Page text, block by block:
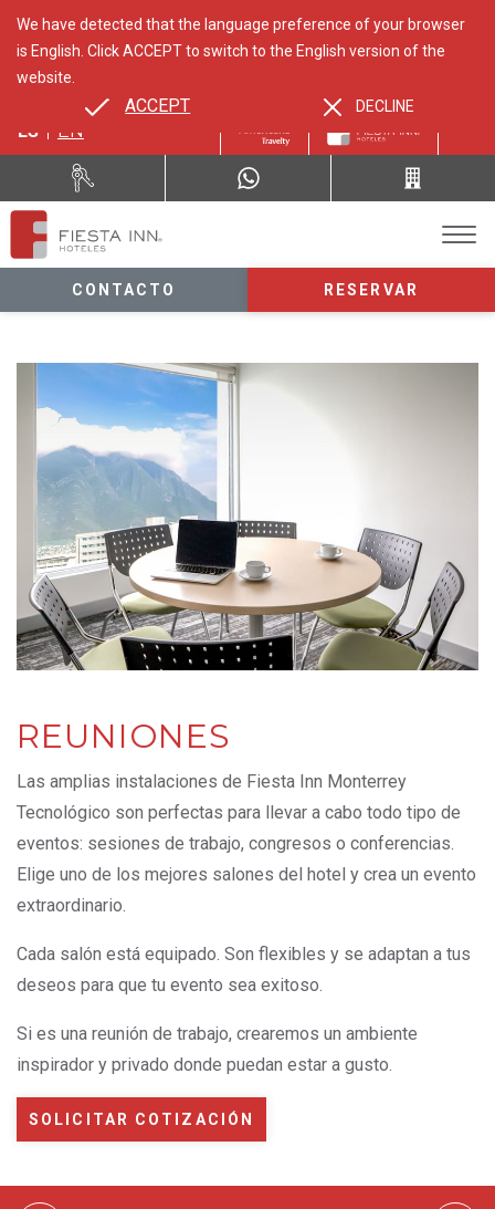
ES EN
CONTACTO RESERVAR
We have detected that the language preference of your browser
is English. Click ACCEPT to switch to the English version of the
website.
ACCEPT DECLINE
REUNIONES
Las amplias instalaciones de Fiesta Inn Monterrey
Tecnológico son perfectas para llevar a cabo todo tipo de
eventos: sesiones de trabajo, congresos o conferencias.
Elige uno de los mejores salones del hotel y crea un evento
extraordinario.
Cada salón está equipado. Son flexibles y se adaptan a tus
deseos para que tu evento sea exitoso.
Si es una reunión de trabajo, crearemos un ambiente
inspirador y privado donde puedan estar a gusto.
SOLICITAR COTIZACIÓN